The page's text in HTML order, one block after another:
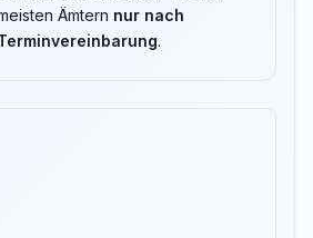
Ämtern nur nach
.